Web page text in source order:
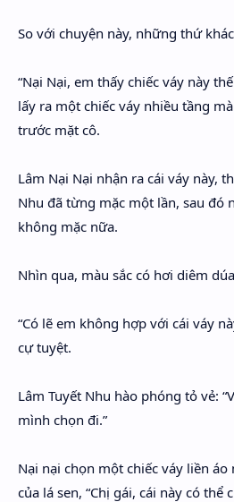
So với chuyện này, những thứ
“Nại Nại, em thấy chiếc váy này
lấy ra một chiếc váy nhiều tầng
trước mặt cô.
Lâm Nại Nại nhận ra cái váy này,
Nhu đã từng mặc một lần, sau đó
không mặc nữa.
Nhìn qua, màu sắc có hơi diêm
“Có lẽ em không hợp với cái váy
cự tuyệt.
Lâm Tuyết Nhu hào phóng tỏ vẻ:
mình chọn đi.”
Nại nại chọn một chiếc váy liền
của lá sen, “Chị gái, cái này có thể